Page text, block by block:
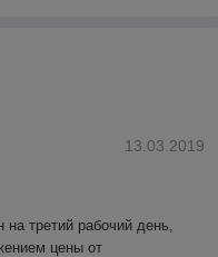
13.03.2019
третий рабочий день,
цены от